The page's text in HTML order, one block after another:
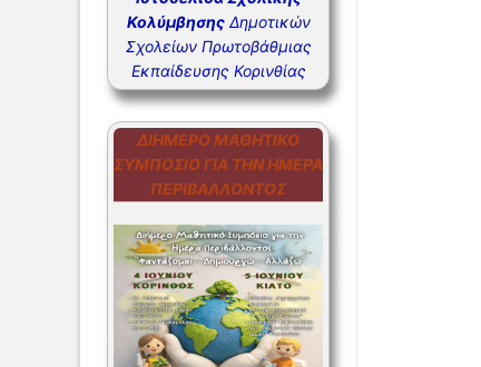
ΚολύμβησηςΔημοτικών
Σχολείων Πρωτοβάθμιας
Εκπαίδευσης Κορινθίας
ΔΙΉΜΕΡΟ ΜΑΘΗΤΙΚΌ
ΣΥΜΠΌΣΙΟ ΓΙΑ ΤΗΝ ΗΜΈΡΑ
ΠΕΡΙΒΆΛΛΟΝΤΟΣ